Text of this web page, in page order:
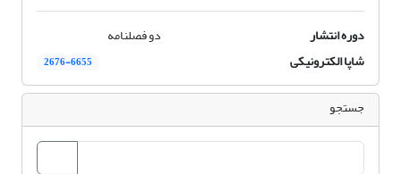
دوره انتشار
دو فصلنامه
شاپا الکترونیکی
2676-6655
جستجو